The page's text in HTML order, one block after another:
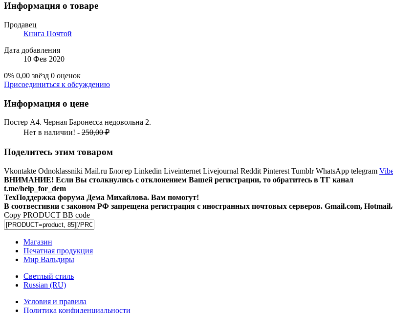
Информация о товаре
Продавец
Книга Почтой
Дата добавления
10 Фев 2020
0% 0,00 звёзд 0 оценок
Присоединиться к обсуждению
Информация о цене
Постер А4. Черная Баронесса недовольна 2.
Нет в наличии! - 250,00 ₽
Поделитесь этим товаром
Vkontakte Odnoklassniki Mail.ru Блогер Linkedin Liveinternet Livejournal Reddit Pinterest Tumblr WhatsApp telegram
ВНИМАНИЕ! Ecли Вы столкнулись с отклонением Вашей регистрации, то обратитесь в ТГ канал
t.me/help_for_dem
ТехПоддержка форума Дема Михайлова. Вам помогут!
В соотвестивии с законом РФ запрещена регистрация с иностранных почтовых серверов. Gmail.com,
Copy PRODUCT BB code
Магазин
Печатная продукция
Мир Вальдиры
Светлый стиль
Russian (RU)
Условия и правила
Политика конфиденциальности